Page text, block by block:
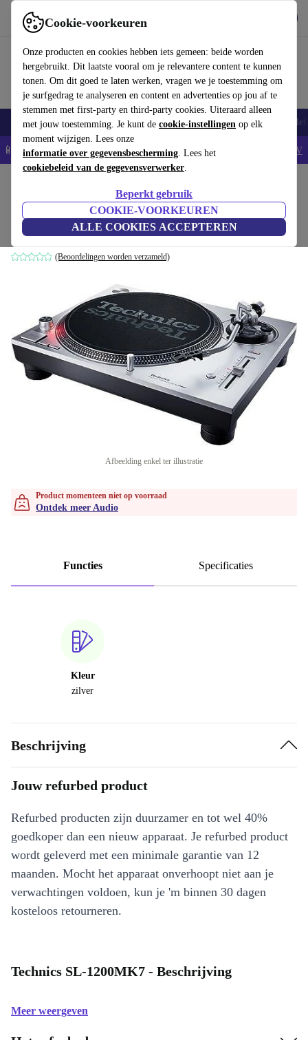
Cookie-voorkeuren
Onze producten en cookies hebben iets gemeen: beide worden
hergebruikt. Dit laatste vooral om je relevantere content te kunnen
tonen. Om dit goed te laten werken, vragen we je toestemming om
je surfgedrag te analyseren en content en advertenties op jou af te
stemmen met first-party en third-party cookies. Uiteraard alleen
met jouw toestemming. Je kunt de cookie-instellingen op elk
moment wijzigen. Lees onze
informatie over gegevensbescherming. Lees het
cookiebeleid van de gegevensverwerker.
Beperkt gebruik
COOKIE-VOORKEUREN
ALLE COOKIES ACCEPTEREN
Gebruik refurbed snel en eenvoudig
Smartphones Laptops Tablets Smartwatches Accessoires
📱5% EXTRA korting op alle iPhones – Code: IPHONEDEAL - AV
Technics SL-1200MK7
Zilver
(Beoordelingen worden verzameld)
Afbeelding enkel ter illustratie
Product momenteen niet op voorraad
Ontdek meer Audio
Functies Specificaties
Kleur
zilver
Beschrijving
Jouw refurbed product
Refurbed producten zijn duurzamer en tot wel 40%
goedkoper dan een nieuw apparaat. Je refurbed product
wordt geleverd met een minimale garantie van 12
maanden. Mocht het apparaat onverhoopt niet aan je
verwachtingen voldoen, kun je 'm binnen 30 dagen
kosteloos retourneren.
Technics SL-1200MK7 - Beschrijving
Meer weergeven